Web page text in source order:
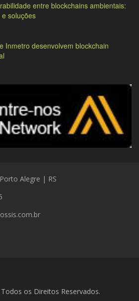
entre blockchains ambientais:
soluções
Inmetro desenvolvem blockchain
Alegre | RS
Todos os Direitos Reservados.